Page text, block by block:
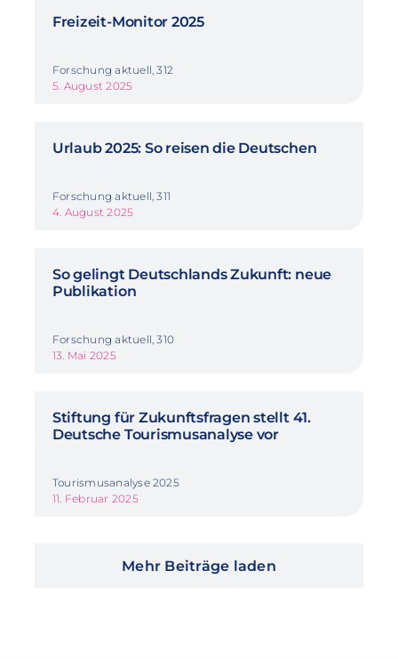
Freizeit-Monitor 2025
Forschung aktuell, 312
5. August 2025
Urlaub 2025: So reisen die Deutschen
Forschung aktuell, 311
4. August 2025
So gelingt Deutschlands Zukunft: neue
Publikation
Forschung aktuell, 310
13. Mai 2025
Stiftung für Zukunftsfragen stellt 41.
Deutsche Tourismusanalyse vor
Tourismusanalyse 2025
11. Februar 2025
Mehr Beiträge laden